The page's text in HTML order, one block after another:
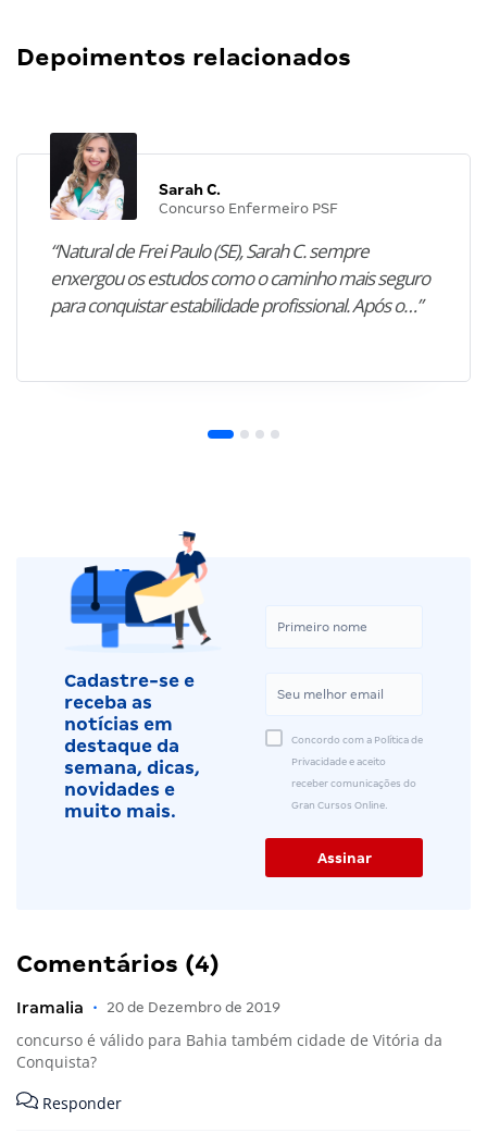
Depoimentos relacionados
Sarah C.
Concurso Enfermeiro PSF
“Natural de Frei Paulo (SE), Sarah C. sempre
enxergou os estudos como o caminho mais seguro
para conquistar estabilidade profissional. Após o…”
Cadastre-se e
receba as
notícias em
destaque da
semana, dicas,
novidades e
muito mais.
Concordo com a Política de
Privacidade e aceito
receber comunicações do
Gran Cursos Online.
Comentários (4)
Iramalia • 20 de Dezembro de 2019
concurso é válido para Bahia também cidade de Vitória da
Conquista?
Responder